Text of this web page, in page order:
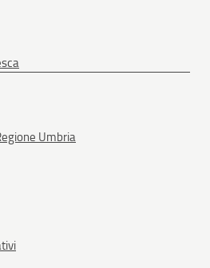
Umbria